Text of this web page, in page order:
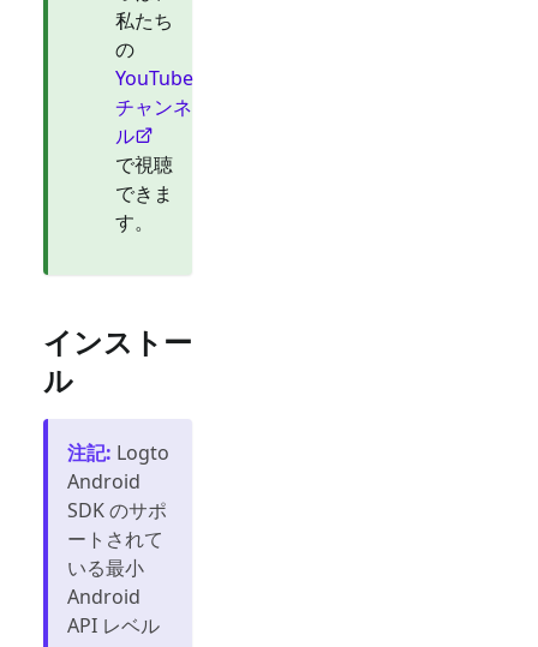
私たち
の
YouTube
チャンネ
ル
で視聴
できま
す。
インストー
ル
注記: Logto
Android
SDK のサポ
ートされて
いる最小
Android
API レベル